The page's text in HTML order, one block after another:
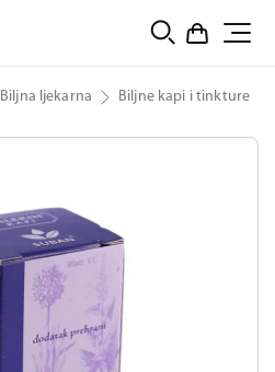
Biljna ljekarna Biljne kapi i tinkture